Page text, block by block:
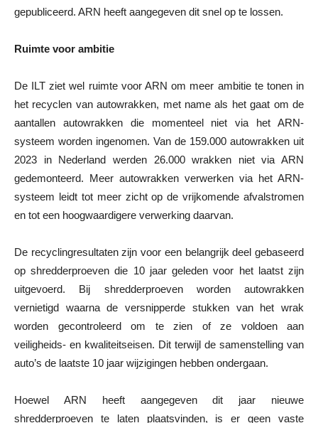
gepubliceerd. ARN heeft aangegeven dit snel op te lossen.
Ruimte voor ambitie
De ILT ziet wel ruimte voor ARN om meer ambitie te tonen in
het recyclen van autowrakken, met name als het gaat om de
aantallen autowrakken die momenteel niet via het ARN-
systeem worden ingenomen. Van de 159.000 autowrakken uit
2023 in Nederland werden 26.000 wrakken niet via ARN
gedemonteerd. Meer autowrakken verwerken via het ARN-
systeem leidt tot meer zicht op de vrijkomende afvalstromen
en tot een hoogwaardigere verwerking daarvan.
De recyclingresultaten zijn voor een belangrijk deel gebaseerd
op shredderproeven die 10 jaar geleden voor het laatst zijn
uitgevoerd. Bij shredderproeven worden autowrakken
vernietigd waarna de versnipperde stukken van het wrak
worden gecontroleerd om te zien of ze voldoen aan
veiligheids- en kwaliteitseisen. Dit terwijl de samenstelling van
auto’s de laatste 10 jaar wijzigingen hebben ondergaan.
Hoewel ARN heeft aangegeven dit jaar nieuwe
shredderproeven te laten plaatsvinden, is er geen vaste